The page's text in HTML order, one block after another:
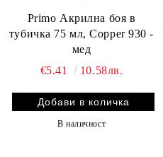
Primo Акрилна боя в
тубичка 75 мл, Copper 930 -
мед
€5.41
10.58лв.
В наличност